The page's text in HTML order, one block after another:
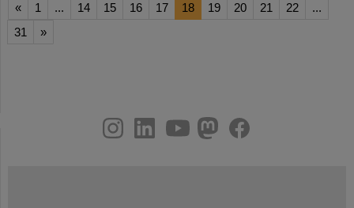
« 1 ... 14 15 16 17 18 19 20 21 22
...
31
»
youtube
helmholtz.social
facebook